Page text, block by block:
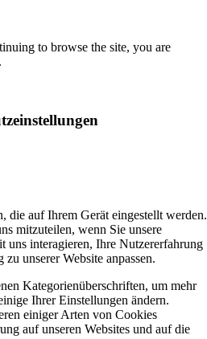
to browse the site, you are
die auf Ihrem Gerät eingestellt werden.
mitzuteilen, wenn Sie unsere
uns interagieren, Ihre Nutzererfahrung
unserer Website anpassen.
Kategorienüberschriften, um mehr
Ihrer Einstellungen ändern.
einiger Arten von Cookies
auf unseren Websites und auf die